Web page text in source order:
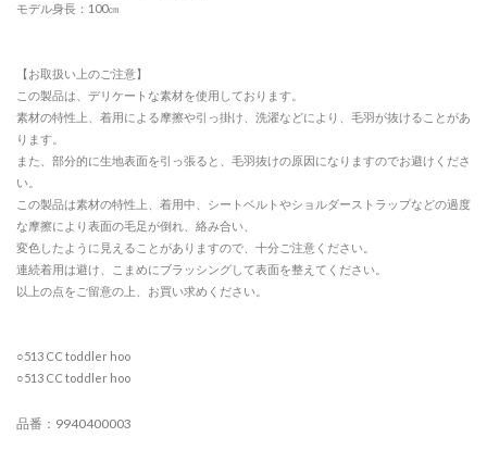
モデル身長：100㎝
【お取扱い上のご注意】
この製品は、デリケートな素材を使用しております。
素材の特性上、着用による摩擦や引っ掛け、洗濯などにより、毛羽が抜けることがあ
ります。
また、部分的に生地表面を引っ張ると、毛羽抜けの原因になりますのでお避けくださ
い。
この製品は素材の特性上、着用中、シートベルトやショルダーストラップなどの過度
な摩擦により表面の毛足が倒れ、絡み合い、
変色したように見えることがありますので、十分ご注意ください。
連続着用は避け、こまめにブラッシングして表面を整えてください。
以上の点をご留意の上、お買い求めください。
○513 CC toddler hoo
○513 CC toddler hoo
品番：9940400003